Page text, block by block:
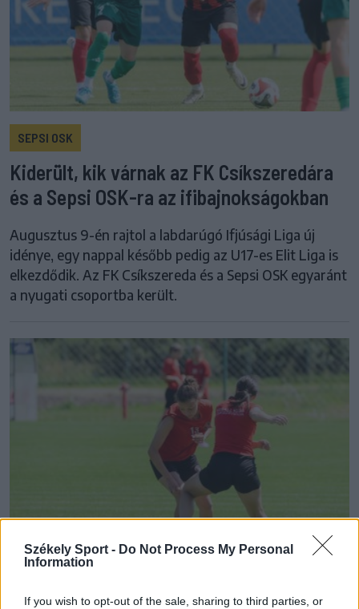
Székely Sport - Do Not Process My Personal
Information
If you wish to opt-out of the sale, sharing to third parties, or
SEPSI OSK
Kiderült, kik várnak az FK Csíkszeredára
és a Sepsi OSK-ra az ifibajnokságokban
Augusztus 9-én rajtol a labdarúgó Ifjúsági Liga új
idénye, egy nappal később pedig az U17-es Elit Liga is
elkezdődik. Az FK Csíkszereda és a Sepsi OSK egyaránt
a nyugati csoportba került.